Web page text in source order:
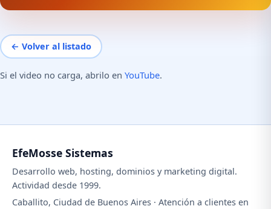
← Volver al listado
Si el video no carga, abrilo en YouTube.
EfeMosse Sistemas
Desarrollo web, hosting, dominios y marketing digital.
Actividad desde 1999.
Caballito, Ciudad de Buenos Aires · Atención a clientes en